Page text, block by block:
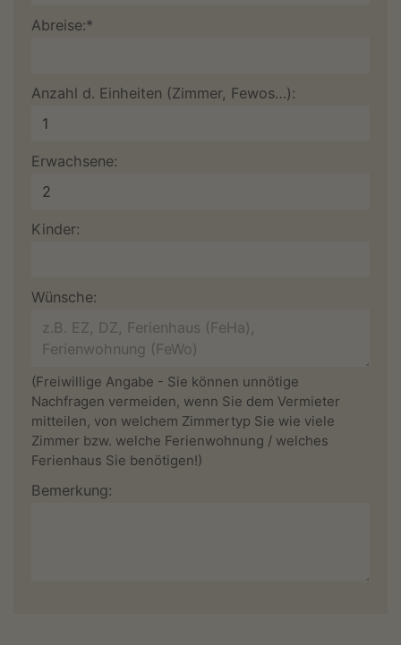
Abreise:*
Anzahl d. Einheiten (Zimmer, Fewos…):
Erwachsene:
Kinder:
Wünsche:
(Freiwillige Angabe - Sie können unnötige
Nachfragen vermeiden, wenn Sie dem Vermieter
mitteilen, von welchem Zimmertyp Sie wie viele
Zimmer bzw. welche Ferienwohnung / welches
Ferienhaus Sie benötigen!)
Bemerkung: